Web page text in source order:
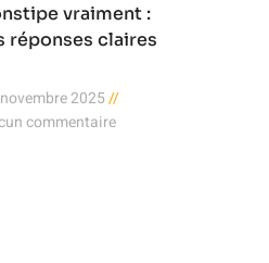
vraiment :
réponses claires
2025
commentaire